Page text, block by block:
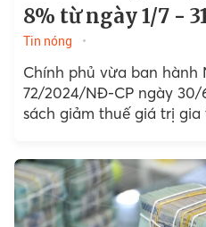
8% từ ngày 1/7 -
Tin nóng
Chính phủ vừa ban hành
72/2024/NĐ-CP ngày
sách giảm thuế giá trị